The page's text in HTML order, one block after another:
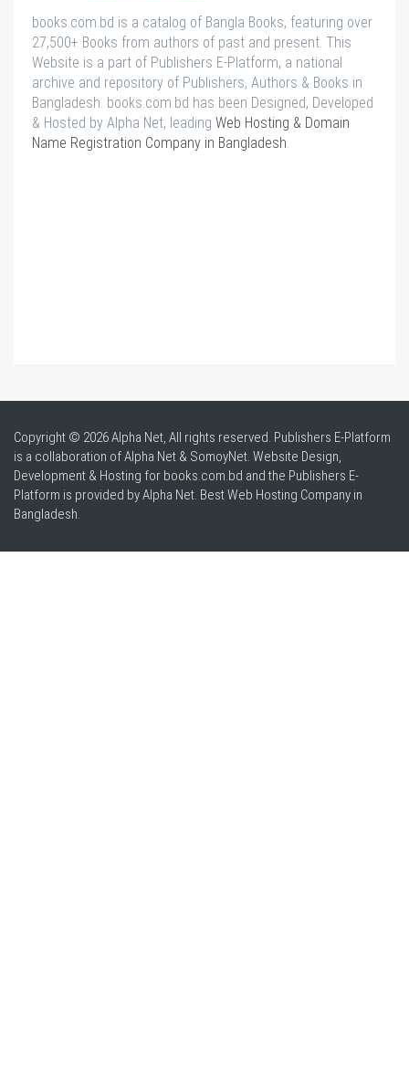
books.com.bd is a catalog of Bangla Books, featuring over
27,500+ Books from authors of past and present. This
Website is a part of Publishers E-Platform, a national
archive and repository of Publishers, Authors & Books in
Bangladesh. books.com.bd has been Designed, Developed
& Hosted by Alpha Net, leading Web Hosting & Domain
Name Registration Company in Bangladesh
Copyright © 2026 Alpha Net, All rights reserved. Publishers E-Platform
is a collaboration of Alpha Net & SomoyNet. Website Design,
Development & Hosting for books.com.bd and the Publishers E-
Platform is provided by Alpha Net. BestWeb Hosting Company in
Bangladesh.